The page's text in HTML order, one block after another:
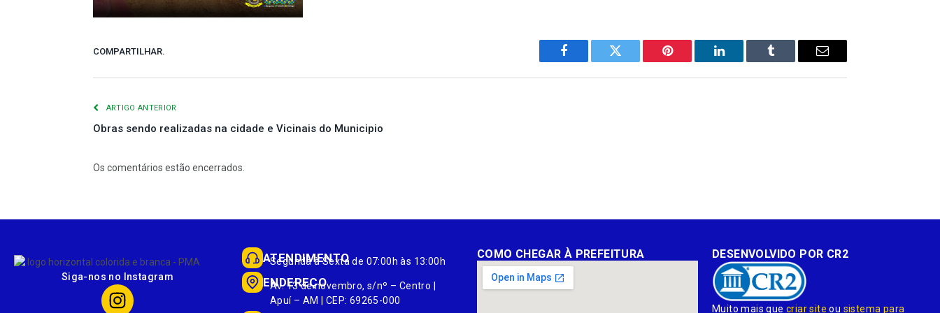
COMPARTILHAR.
Facebook Twitter Pinterest LinkedIn Tumblr
E-
ARTIGO ANTERIOR
Obras sendo realizadas na cidade e Vicinais do Municipio
Os comentários estão encerrados.
Siga-nos no Instagram
ATENDIMENTO
Segunda à Sexta de 07:00h às 13:00h
ENDEREÇO
Av. 13 de novembro, s/nº – Centro |
Apuí – AM | CEP: 69265-000
COMO CHEGAR À PREFEITURA DESENVOLVIDO POR CR2
Muito mais quecriar site ou sistema para